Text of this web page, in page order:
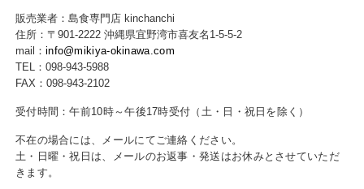
販売業者：島食専門店 kinchanchi
住所：〒901-2222 沖縄県宜野湾市喜友名1-5-5-2
mail： info@mikiya-okinawa.com
TEL：098-943-5988
FAX：098-943-2102
受付時間：午前10時～午後17時受付（土・日・祝日を除く）
不在の場合には、メールにてご連絡ください。
土・日曜・祝日は、メールのお返事・発送はお休みとさせていただ
きます。